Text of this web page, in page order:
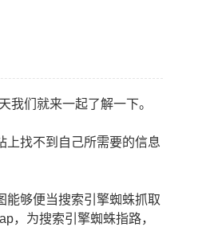
我们就来一起了解一下。
找不到自己所需要的信息
够便当搜索引擎蜘蛛抓取
，为搜索引擎蜘蛛指路，